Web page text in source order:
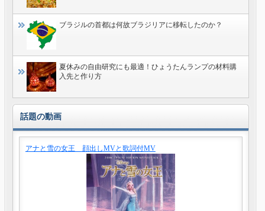
ブラジルの首都は何故ブラジリアに移転したのか？
夏休みの自由研究にも最適！ひょうたんランプの材料購
入先と作り方
話題の動画
アナと雪の女王 顔出しMVと歌詞付MV